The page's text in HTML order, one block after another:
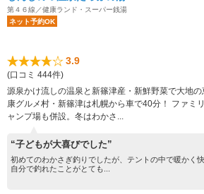
第４６線／健康ランド・スーパー銭湯
ネット予約OK
3.9
(口コミ 444件)
源泉かけ流しの温泉と新篠津産・新鮮野菜で大地
康グルメ村・新篠津は札幌から車で40分！ ファミ
ャンプ場も併設。冬はわかさ...
“子どもが大喜びでした”
初めてのわかさぎ釣りでしたが、テントの中で暖かく
自分で釣れたことがとても...